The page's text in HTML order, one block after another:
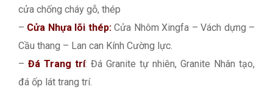
cửa chống cháy gỗ, thép
– Cửa Nhựa lõi thép:Cửa Nhôm Xingfa – Vách dựng –
Cầu thang – Lan can Kính Cường lực.
– Đá Trang trí: Đá Granite tự nhiên, Granite Nhân tạo,
đá ốp lát trang trí.